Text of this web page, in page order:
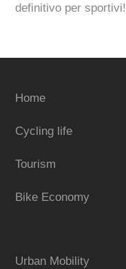
definitivo per sportivi!
Home
Cycling life
Tourism
Bike Economy
Urban Mobility